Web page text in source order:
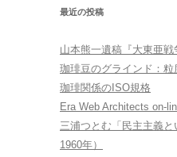
最近の投稿
山本熊一遺稿『大東亜戦
珈琲豆のグラインド：粒
珈琲関係のISO規格
Era Web Architects on-
三浦つとむ「民主主義と
1960年）